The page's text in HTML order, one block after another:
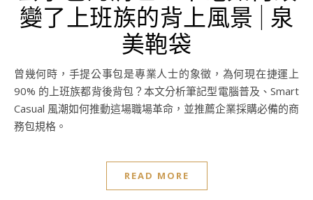
變了上班族的背上風景 | 泉
美鞄袋
曾幾何時，手提公事包是專業人士的象徵，為何現在捷運上
90% 的上班族都背後背包？本文分析筆記型電腦普及、Smart
Casual 風潮如何推動這場職場革命，並推薦企業採購必備的商
務包規格。
READ MORE